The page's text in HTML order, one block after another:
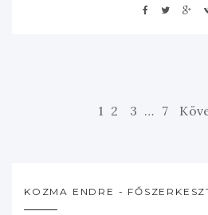
1 2 3 … 7
KOZMA ENDRE -